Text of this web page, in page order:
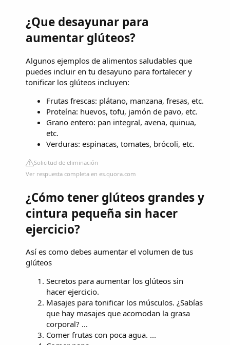
¿Que desayunar para
aumentar glúteos?
Algunos ejemplos de alimentos saludables que
puedes incluir en tu desayuno para fortalecer y
tonificar los glúteos incluyen:
Frutas frescas: plátano, manzana, fresas, etc.
Proteína: huevos, tofu, jamón de pavo, etc.
Grano entero: pan integral, avena, quinua,
etc.
Verduras: espinacas, tomates, brócoli, etc.
Solicitud de eliminación
Ver respuesta completa en es.quora.com
¿Cómo tener glúteos grandes y
cintura pequeña sin hacer
ejercicio?
Así es como debes aumentar el volumen de tus
glúteos
Secretos para aumentar los glúteos sin
hacer ejercicio.
Masajes para tonificar los músculos. ¿Sabías
que hay masajes que acomodan la grasa
corporal? ...
Comer frutas con poca agua. ...